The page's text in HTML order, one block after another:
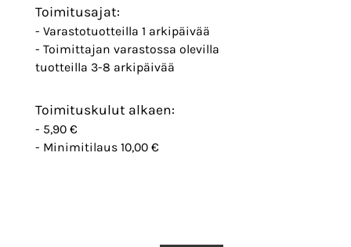
Toimitusajat:
- Varastotuotteilla 1 arkipäivää
- Toimittajan varastossa olevilla
tuotteilla 3-8 arkipäivää
Toimituskulut alkaen:
- 5,90 €
- Minimitilaus 10,00 €